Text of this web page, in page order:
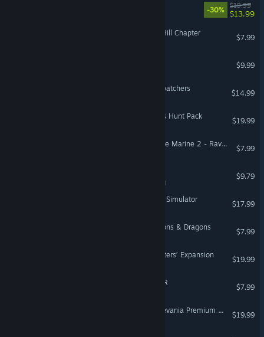
-30%
$19.99
$13.99
Dead By Daylight - Silent Hill Chapter
$7.99
$9.99
Against the Storm - Nightwatchers
$14.99
Dead by Daylight - Endless Hunt Pack
$19.99
Warhammer 40,000: Space Marine 2 - Raven Guard Champion Pack
$7.99
VR Supported
$9.79
Kebab Chefs! - Restaurant Simulator
$17.99
Dead by Daylight - Dungeons & Dragons
$7.99
Resident Evil Village - Winters’ Expansion
$19.99
DON'T SCREAM TOGETHER
$7.99
V Rising - Legacy of Castlevania Premium Pack
$19.99